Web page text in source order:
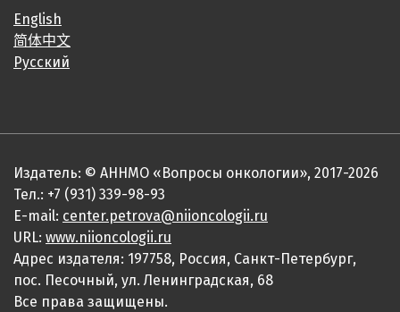
English
简体中文
Русский
Издатель: © АННМО «Вопросы онкологии», 2017-2026
Тел.: +7 (931) 339-98-93
E-mail: center.petrova@niioncologii.ru
URL: www.niioncologii.ru
Адрес издателя: 197758, Россия, Санкт-Петербург,
пос. Песочный, ул. Ленинградская, 68
Все права защищены.